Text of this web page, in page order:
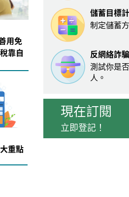
用免
靠自
重點
儲蓄目標
制定儲蓄
反網絡詐
測試你是
人。
現在訂閱
立即登記！